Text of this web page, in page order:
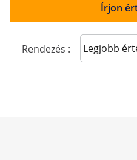
Írjon
Rendezés : Sort